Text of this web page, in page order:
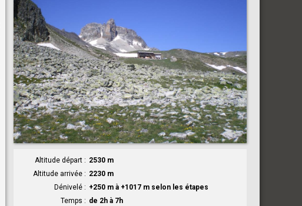
Altitude départ
2530 m
Altitude arrivée
2230 m
Dénivelé
+250 m à +1017 m selon les étapes
Temps
de 2h à 7h